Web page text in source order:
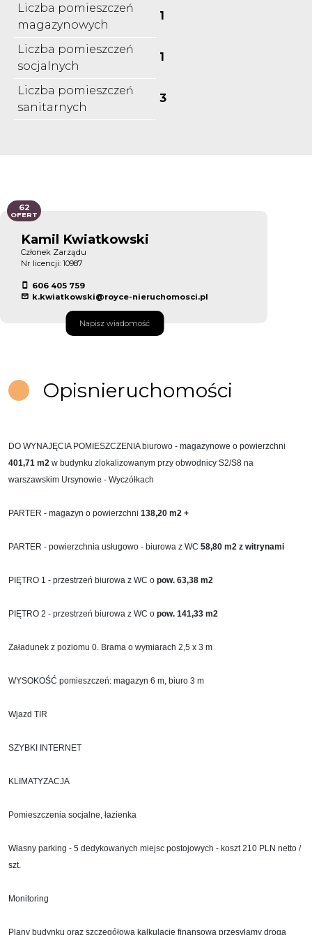
Liczba pomieszczeń
magazynowych
1
Liczba pomieszczeń
socjalnych
1
Liczba pomieszczeń
sanitarnych
3
Kamil Kwiatkowski
Członek Zarządu
Nr licencji: 10987
606 405 759
k.kwiatkowski@royce-nieruchomosci.pl
Napisz wiadomość
62
OFERT
Opisnieruchomości
DO WYNAJĘCIA POMIESZCZENIA biurowo - magazynowe o powierzchni
401,71 m2 w budynku zlokalizowanym przy obwodnicy S2/S8 na
warszawskim Ursynowie - Wyczółkach
PARTER - magazyn o powierzchni 138,20 m2 +
PARTER - powierzchnia usługowo - biurowa z WC 58,80 m2 z witrynami
PIĘTRO 1 - przestrzeń biurowa z WC o pow. 63,38 m2
PIĘTRO 2 - przestrzeń biurowa z WC o pow. 141,33 m2
Załadunek z poziomu 0. Brama o wymiarach 2,5 x 3 m
WYSOKOŚĆ pomieszczeń: magazyn 6 m, biuro 3 m
Wjazd TIR
SZYBKI INTERNET
KLIMATYZACJA
Pomieszczenia socjalne, łazienka
Własny parking - 5 dedykowanych miejsc postojowych - koszt 210 PLN netto /
szt.
Monitoring
Plany budynku oraz szczegółową kalkulację finansową przesyłamy drogą